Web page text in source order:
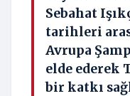
Sebahat
tarihleri
Avrupa
elde ederek
bir katkı